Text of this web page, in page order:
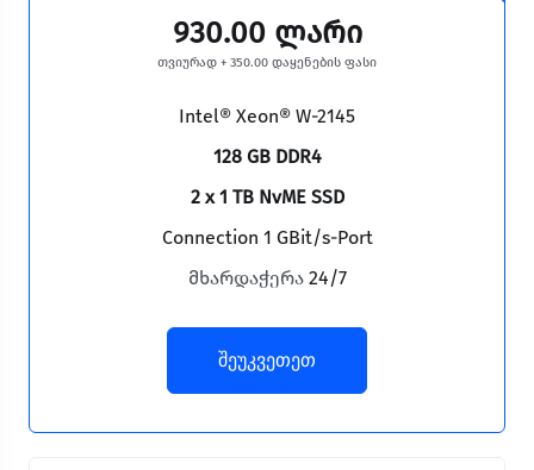
930.00 ლარი
თვიურად + 350.00 დაყენების ფასი
Intel® Xeon® W-2145
128 GB DDR4
2 x 1 TB NvME SSD
Connection 1 GBit/s-Port
მხარდაჭერა 24/7
შეუკვეთეთ